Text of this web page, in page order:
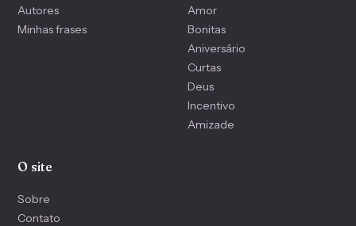
Autores
Minhas frases
Amor
Bonitas
Aniversário
Curtas
Deus
Incentivo
Amizade
O site
Sobre
Contato